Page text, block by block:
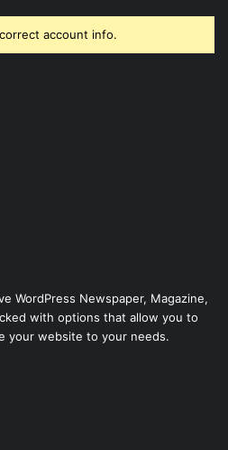
account info.
WordPress Newspaper, Magazine,
with options that allow you to
your website to your needs.